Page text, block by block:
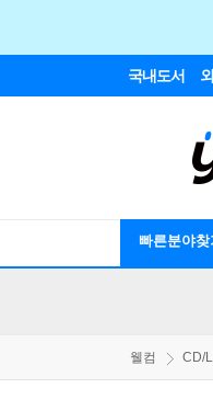
국내도서
빠른분야찾
웰컴 CD/